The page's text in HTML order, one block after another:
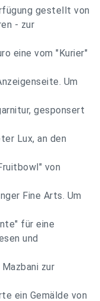
gestellt von
- zur
eine vom "Kurier"
Um
gesponsert
Lux, an den
von
Fine Arts. Um
für eine
und
zur
ein Gemälde von